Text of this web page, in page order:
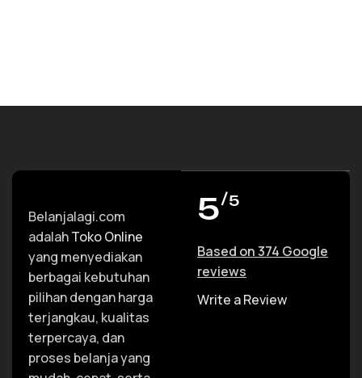
Belanjalagi.com
adalahToko Online
yang menyediakan
berbagai kebutuhan
pilihan dengan harga
terjangkau, kualitas
terpercaya, dan
proses belanja yang
5/5
Based on 374 Google
reviews
Write a Review